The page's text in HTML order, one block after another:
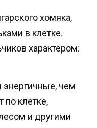
хомяка,
в клетке.
характером:
энергичные, чем
по клетке,
и другими